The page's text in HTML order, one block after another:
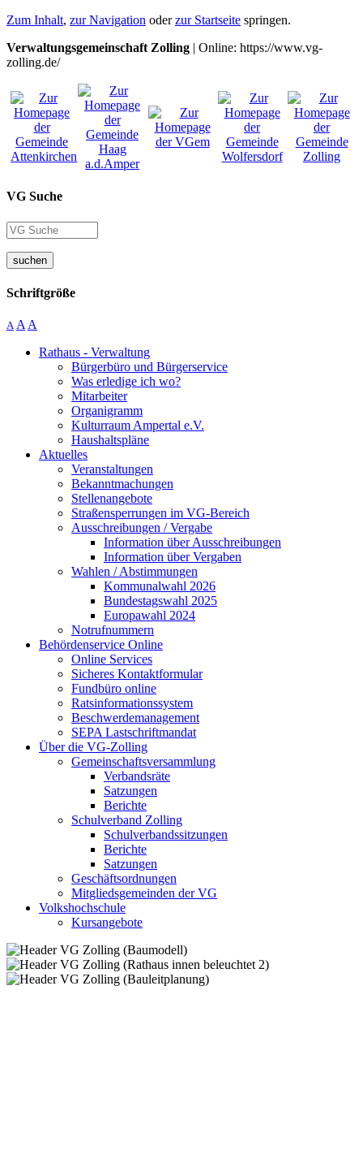
Zum Inhalt, zur Navigation oderzur Startseite springen.
Verwaltungsgemeinschaft Zolling | Online: https://www.vg-
zolling.de/
VG Suche
suchen
Schriftgröße
A A A
Rathaus - Verwaltung
Bürgerbüro und Bürgerservice
Was erledige ich wo?
Mitarbeiter
Organigramm
Kulturraum Ampertal e.V.
Haushaltspläne
Aktuelles
Veranstaltungen
Bekanntmachungen
Stellenangebote
Straßensperrungen im VG-Bereich
Ausschreibungen / Vergabe
Information über Ausschreibungen
Information über Vergaben
Wahlen / Abstimmungen
Kommunalwahl 2026
Bundestagswahl 2025
Europawahl 2024
Notrufnummern
Behördenservice Online
Online Services
Sicheres Kontaktformular
Fundbüro online
Ratsinformationssystem
Beschwerdemanagement
SEPA Lastschriftmandat
Über die VG-Zolling
Gemeinschaftsversammlung
Verbandsräte
Satzungen
Berichte
Schulverband Zolling
Schulverbandssitzungen
Berichte
Satzungen
Geschäftsordnungen
Mitgliedsgemeinden der VG
Volkshochschule
Kursangebote